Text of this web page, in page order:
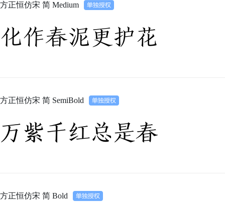
方正恒仿宋 简 Medium
化作春泥更护花
方正恒仿宋 简 SemiBold
万紫千红总是春
方正恒仿宋 简 Bold